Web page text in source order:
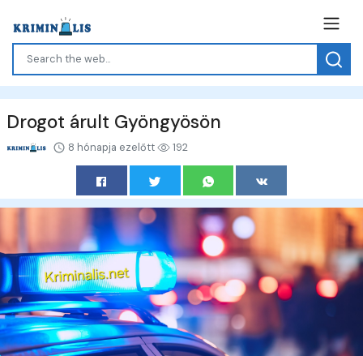
Drogot árult Gyöngyösön
8 hónapja ezelőtt 192